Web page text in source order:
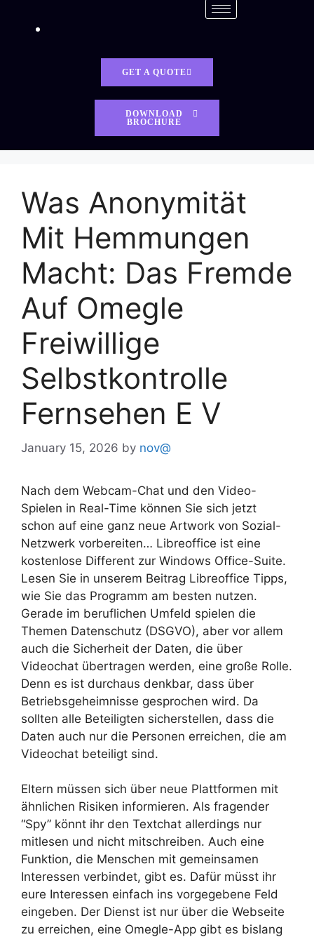
GET A QUOTE
DOWNLOAD
BROCHURE
Was Anonymität
Mit Hemmungen
Macht: Das Fremde
Auf Omegle
Freiwillige
Selbstkontrolle
Fernsehen E V
January 15, 2026 by nov@
Nach dem Webcam-Chat und den Video-
Spielen in Real-Time können Sie sich jetzt
schon auf eine ganz neue Artwork von Sozial-
Netzwerk vorbereiten… Libreoffice ist eine
kostenlose Different zur Windows Office-Suite.
Lesen Sie in unserem Beitrag Libreoffice Tipps,
wie Sie das Programm am besten nutzen.
Gerade im beruflichen Umfeld spielen die
Themen Datenschutz (DSGVO), aber vor allem
auch die Sicherheit der Daten, die über
Videochat übertragen werden, eine große Rolle.
Denn es ist durchaus denkbar, dass über
Betriebsgeheimnisse gesprochen wird. Da
sollten alle Beteiligten sicherstellen, dass die
Daten auch nur die Personen erreichen, die am
Videochat beteiligt sind.
Eltern müssen sich über neue Plattformen mit
ähnlichen Risiken informieren. Als fragender
“Spy” könnt ihr den Textchat allerdings nur
mitlesen und nicht mitschreiben. Auch eine
Funktion, die Menschen mit gemeinsamen
Interessen verbindet, gibt es. Dafür müsst ihr
eure Interessen einfach ins vorgegebene Feld
eingeben. Der Dienst ist nur über die Webseite
zu erreichen, eine Omegle-App gibt es bislang